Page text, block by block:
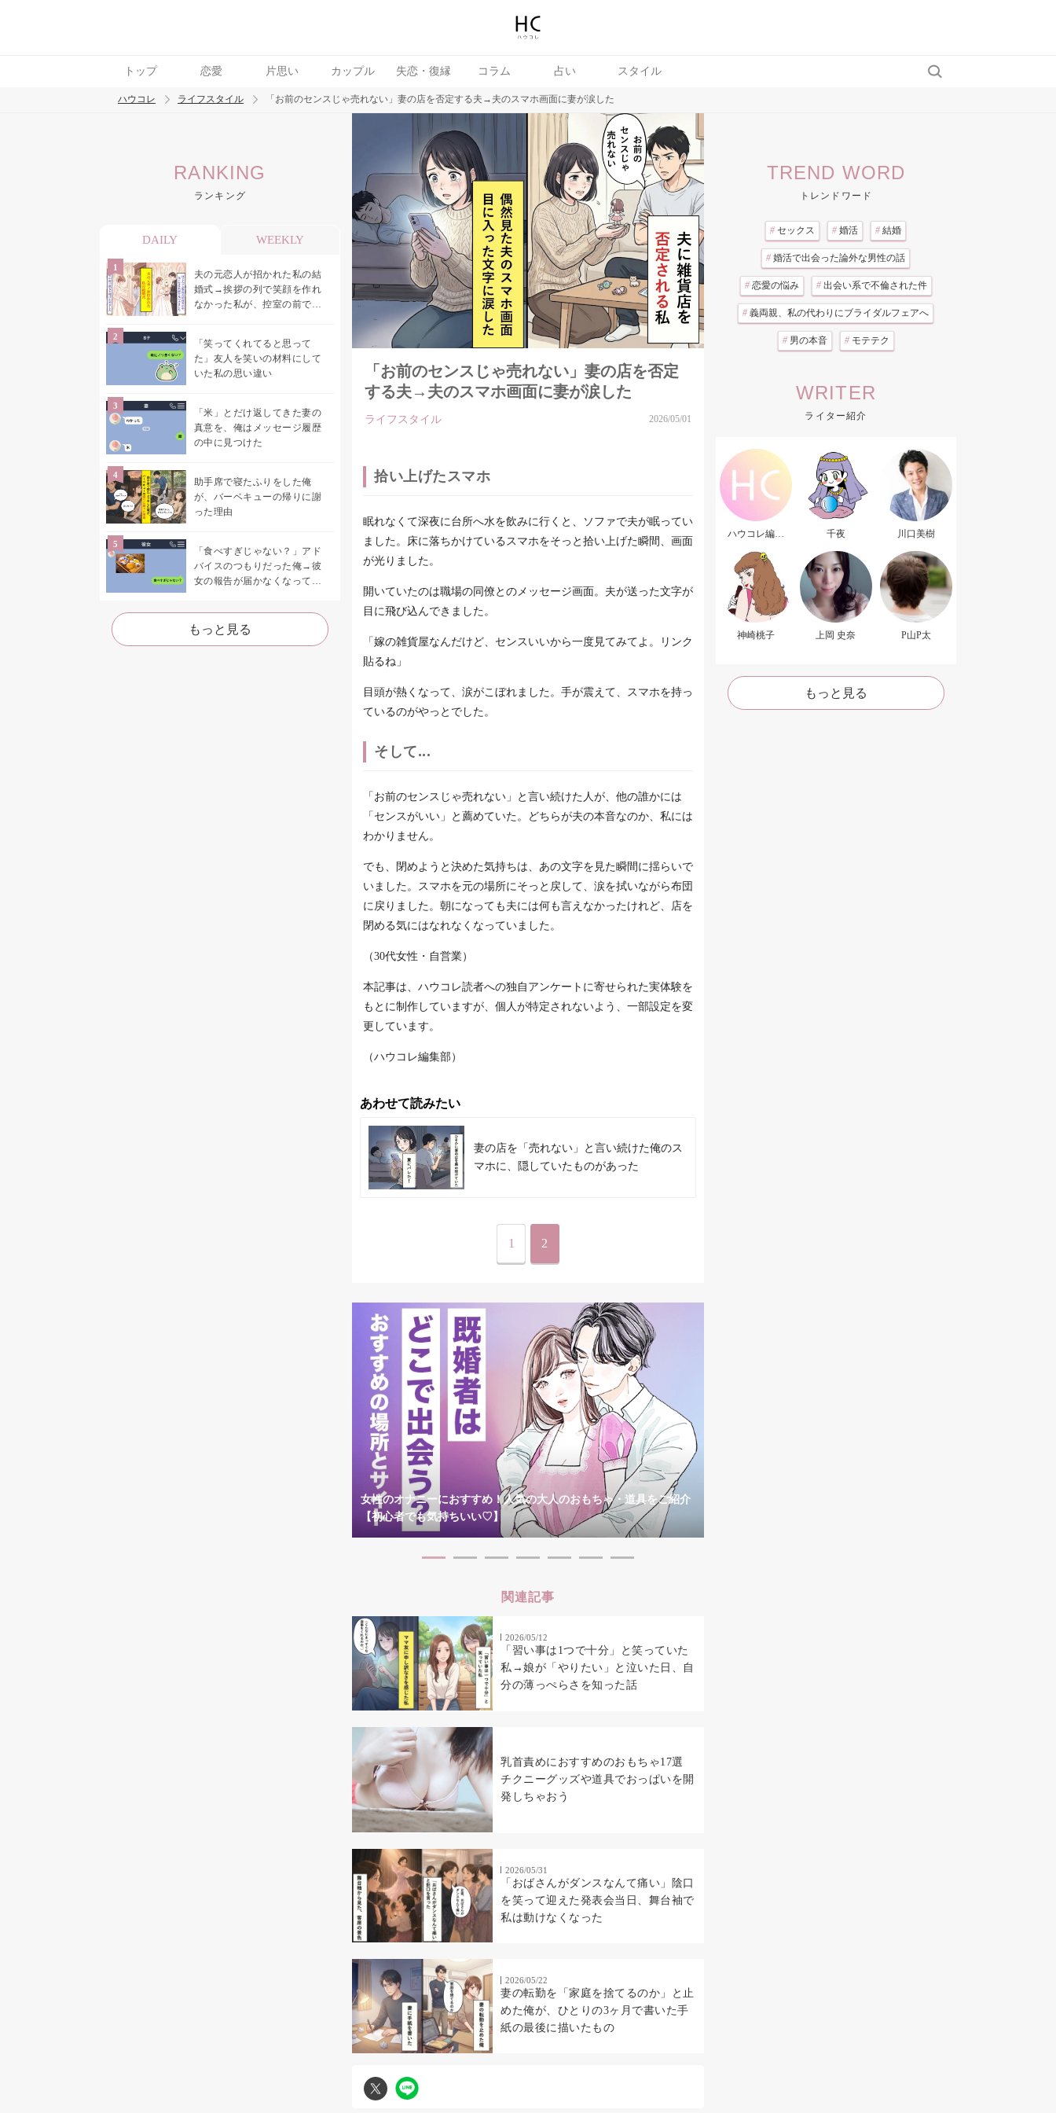
トップ 恋愛 片思い カップル 失恋・復縁 コラム 占い スタイル
トレンド ワード
ハウコレ ライフスタイル 「お前のセンスじゃ売れない」妻の店を否定する夫→夫のスマホ画面に妻が涙した
RANKING
ランキング
DAILY WEEKLY
夫の元恋人が招かれた私の結
婚式→挨拶の列で笑顔を作れ
なかった私が、控室の前で彼
「笑ってくれてると思って
た」友人を笑いの材料にして
いた私の思い違い
「米」とだけ返してきた妻の
真意を、俺はメッセージ履歴
の中に見つけた
助手席で寝たふりをした俺
が、バーベキューの帰りに謝
った理由
「食べすぎじゃない？」アド
バイスのつもりだった俺→彼
女の報告が届かなくなって、
た
もっと見る
「お前のセンスじゃ売れない」妻の店を否定
する夫→夫のスマホ画面に妻が涙した
ライフスタイル 2026/05/01
拾い上げたスマホ
眠れなくて深夜に台所へ水を飲みに行くと、ソファで夫が眠ってい
ました。床に落ちかけているスマホをそっと拾い上げた瞬間、画面
が光りました。
開いていたのは職場の同僚とのメッセージ画面。夫が送った文字が
目に飛び込んできました。
「嫁の雑貨屋なんだけど、センスいいから一度見てみてよ。リンク
貼るね」
目頭が熱くなって、涙がこぼれました。手が震えて、スマホを持っ
ているのがやっとでした。
そして...
「お前のセンスじゃ売れない」と言い続けた人が、他の誰かには
「センスがいい」と薦めていた。どちらが夫の本音なのか、私には
わかりません。
でも、閉めようと決めた気持ちは、あの文字を見た瞬間に揺らいで
いました。スマホを元の場所にそっと戻して、涙を拭いながら布団
に戻りました。朝になっても夫には何も言えなかったけれど、店を
閉める気にはなれなくなっていました。
（30代女性・自営業）
本記事は、ハウコレ読者への独自アンケートに寄せられた実体験を
もとに制作していますが、個人が特定されないよう、一部設定を変
更しています。
（ハウコレ編集部）
あわせて読みたい
妻の店を「売れない」と言い続けた俺のス
マホに、隠していたものがあった
1 2
女性のオナニーにおすすめ！人気の大人のおもちゃ・道具をご紹介
【初心者でも気持ちいい♡】
関連記事
2026/05/12
「習い事は1つで十分」と笑っていた
私→娘が「やりたい」と泣いた日、自
分の薄っぺらさを知った話
乳首責めにおすすめのおもちゃ17選
チクニーグッズや道具でおっぱいを開
発しちゃおう
2026/05/31
「おばさんがダンスなんて痛い」陰口
を笑って迎えた発表会当日、舞台袖で
私は動けなくなった
2026/05/22
妻の転勤を「家庭を捨てるのか」と止
めた俺が、ひとりの3ヶ月で書いた手
紙の最後に描いたもの
TREND WORD
トレンドワード
# セックス # 婚活 # 結婚
# 婚活で出会った論外な男性の話
# 恋愛の悩み # 出会い系で不倫された件
# 義両親、私の代わりにブライダルフェアへ
# 男の本音 # モテテク
WRITER
ライター紹介
ハウコレ編集
千夜 川口美樹
神崎桃子 上岡 史奈 P山P太
もっと見る